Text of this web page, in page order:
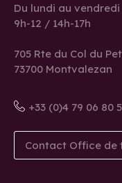
Du lundi au vendredi
9h-12 / 14h-17h
705 Rte du Col du
73700 Montvalezan
+33 (0)4 79 06 80
Contact Office de